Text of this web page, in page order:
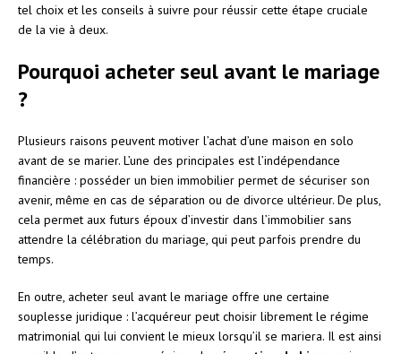
tel choix et les conseils à suivre pour réussir cette étape cruciale
de la vie à deux.
Pourquoi acheter seul avant le mariage
?
Plusieurs raisons peuvent motiver l’achat d’une maison en solo
avant de se marier. L’une des principales est l’indépendance
financière : posséder un bien immobilier permet de sécuriser son
avenir, même en cas de séparation ou de divorce ultérieur. De plus,
cela permet aux futurs époux d’investir dans l’immobilier sans
attendre la célébration du mariage, qui peut parfois prendre du
temps.
En outre, acheter seul avant le mariage offre une certaine
souplesse juridique : l’acquéreur peut choisir librement le régime
matrimonial qui lui convient le mieux lorsqu’il se mariera. Il est ainsi